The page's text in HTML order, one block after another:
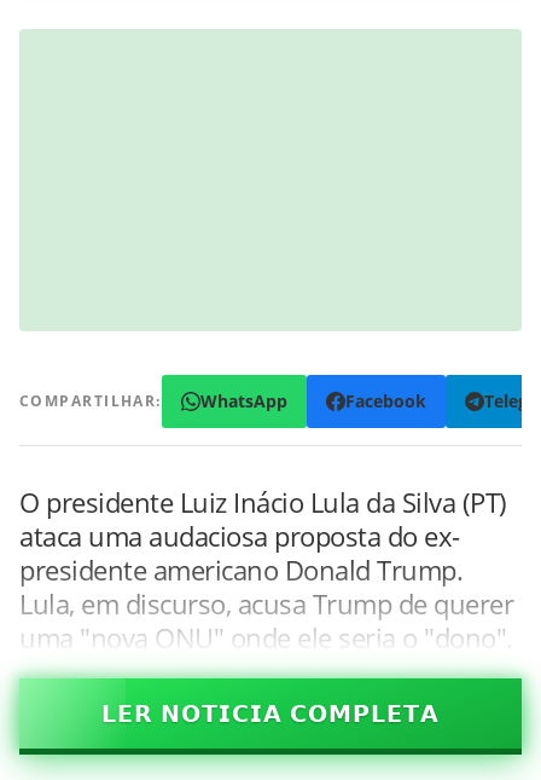
COMPARTILHAR: WhatsApp Facebook
O presidente Luiz Inácio Lula da Silva (PT)
ataca uma audaciosa proposta do ex-
presidente americano Donald Trump.
Lula, em discurso, acusa Trump de querer
uma "nova ONU" onde ele seria o "dono".
𝗟𝗘𝗥 𝗡𝗢𝗧𝗜𝗖𝗜𝗔 𝗖𝗢𝗠𝗣𝗟𝗘𝗧𝗔